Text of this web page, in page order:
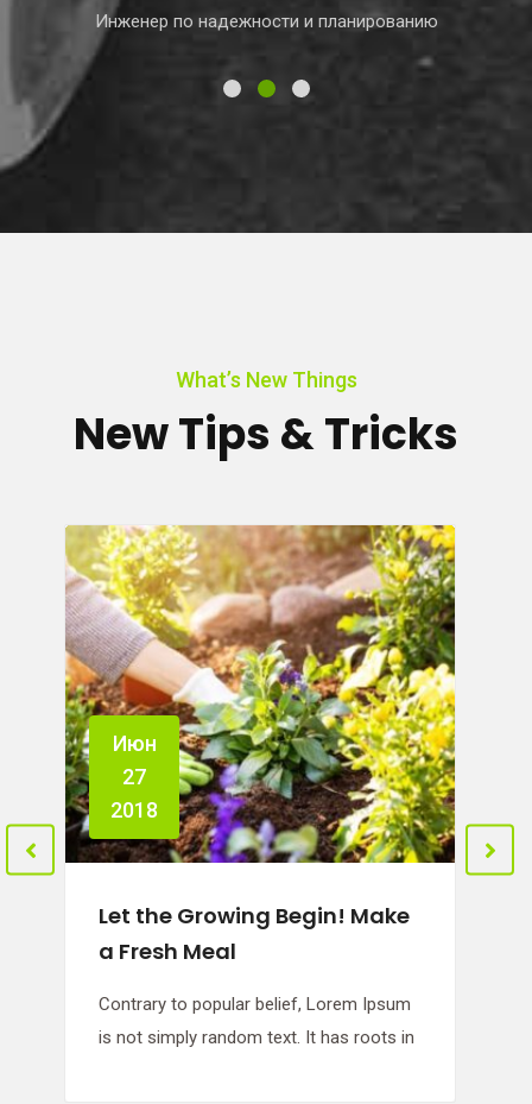
Инженер по надежности и планированию
What’s New Things
New Tips & Tricks
Июн
27
2018
Let the Growing Begin! Make
a Fresh Meal
Contrary to popular belief, Lorem Ipsum
is not simply random text. It has roots in